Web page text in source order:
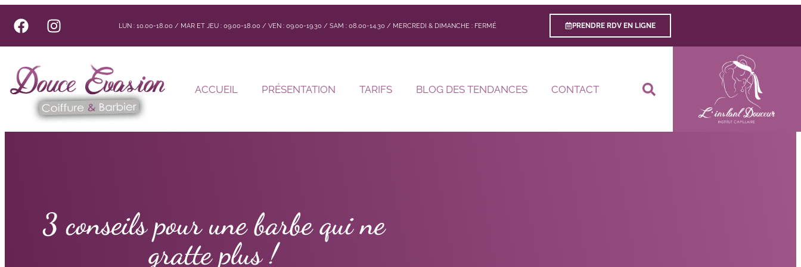
LUN : 10.00-18.00 / MAR ET JEU : 09.00-18.00 / VEN : 09.00-19.30 / SAM : 08.00-14.30 / MERCREDI & DIMANCHE : FERMÉ PRENDRE RDV EN LIGNE
ACCUEIL PRÉSENTATION TARIFS BLOG DES TENDANCES CONTACT
3 conseils pour une barbe qui ne
gratte plus !